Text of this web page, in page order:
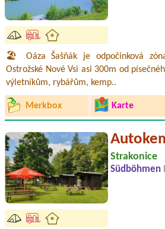
🏖️ Oáza Šašňák je odpočinková
Ostrožské Nové Vsi asi 300m od
výletníkům, rybářům, kemp..
Merkbox Karte
Strakonice
Südböhmen